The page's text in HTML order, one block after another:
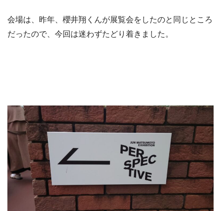
会場は、昨年、櫻井翔くんが展覧会をしたのと同じところ
だったので、今回は迷わずたどり着きました。